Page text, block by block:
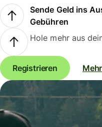
Sende Geld ins
Gebühren
Hole mehr aus
Registrieren